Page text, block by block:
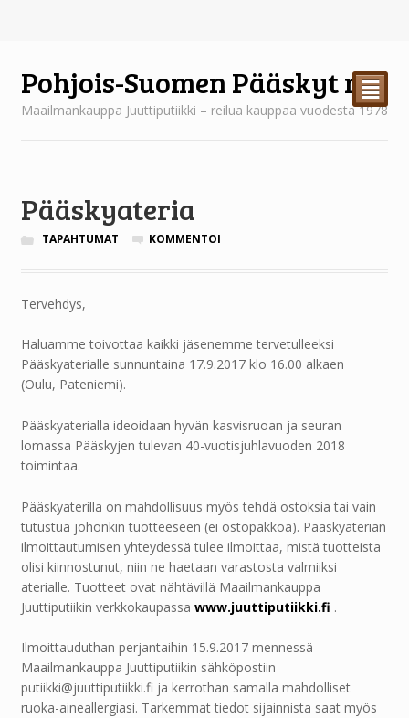
Pohjois-Suomen Pääskyt ry
Maailmankauppa Juuttiputiikki – reilua kauppaa vuodesta 1978
²
Pääskyateria
TAPAHTUMAT KOMMENTOI
Tervehdys,
Haluamme toivottaa kaikki jäsenemme tervetulleeksi
Pääskyaterialle sunnuntaina 17.9.2017 klo 16.00 alkaen
(Oulu, Pateniemi).
Pääskyaterialla ideoidaan hyvän kasvisruoan ja seuran
lomassa Pääskyjen tulevan 40-vuotisjuhlavuoden 2018
toimintaa.
Pääskyaterilla on mahdollisuus myös tehdä ostoksia tai vain
tutustua johonkin tuotteeseen (ei ostopakkoa). Pääskyaterian
ilmoittautumisen yhteydessä tulee ilmoittaa, mistä tuotteista
olisi kiinnostunut, niin ne haetaan varastosta valmiiksi
aterialle. Tuotteet ovat nähtävillä Maailmankauppa
Juuttiputiikin verkkokaupassa www.juuttiputiikki.fi .
Ilmoittauduthan perjantaihin 15.9.2017 mennessä
Maailmankauppa Juuttiputiikin sähköpostiin
putiikki@juuttiputiikki.fi ja kerrothan samalla mahdolliset
ruoka-aineallergiasi. Tarkemmat tiedot sijainnista saat myös